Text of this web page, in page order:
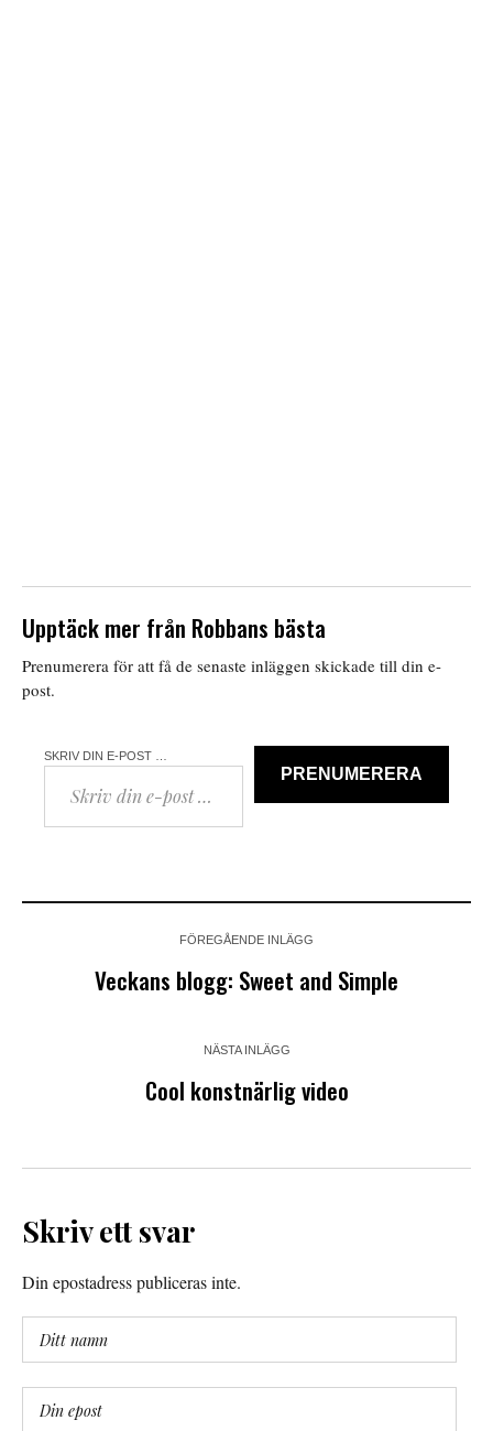
Upptäck mer från Robbans bästa
Prenumerera för att få de senaste inläggen skickade till din e-
post.
SKRIV DIN E-POST …
PRENUMERERA
FÖREGÅENDE INLÄGG
Veckans blogg: Sweet and Simple
NÄSTA INLÄGG
Cool konstnärlig video
Skriv ett svar
Din epostadress publiceras inte.